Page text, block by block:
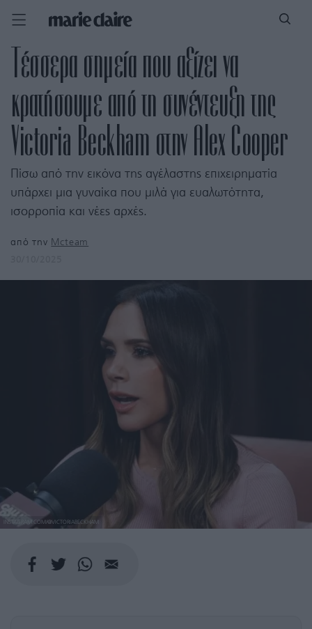
Τέσσερα σημεία που αξίζει να
κρατήσουμε από τη συνέντευξη της
Victoria Beckham στην Alex Cooper
Πίσω από την εικόνα της αγέλαστης επιχειρηματία
υπάρχει μια γυναίκα που μιλά για ευαλωτότητα,
ισορροπία και νέες αρχές.
από την Mcteam
INSTAGRAM.COM/@VICTORIABECKHAM